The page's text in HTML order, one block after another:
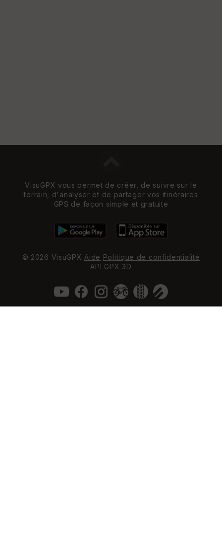
VisuGPX vous permet de créer, de suivre sur le
terrain, d'analyser et de partager vos itinéraires
GPS de façon simple et gratuite
© 2026 VisuGPX Aide Politique de confidentialité
API GPX 3D